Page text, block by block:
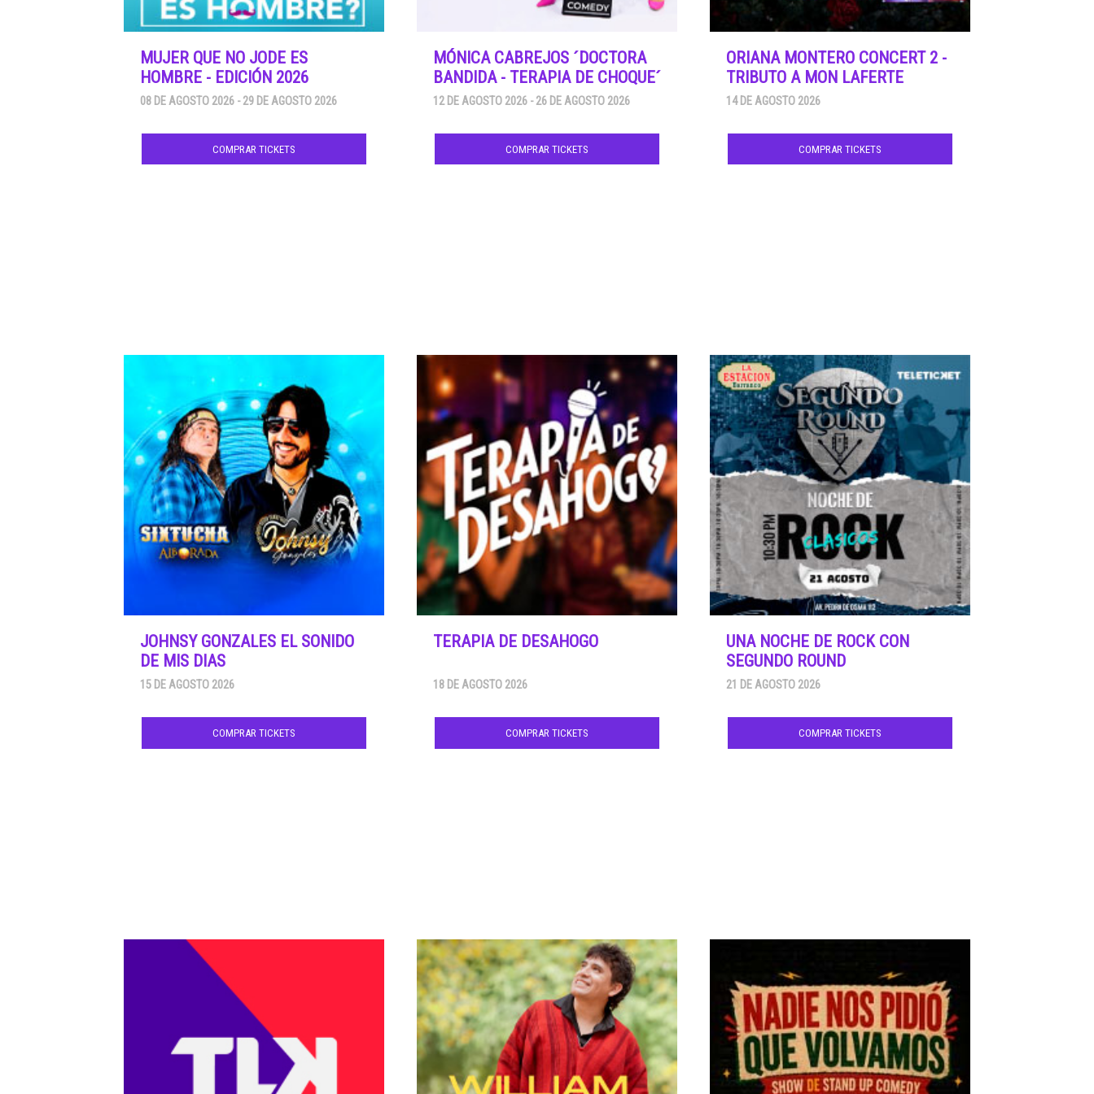
MUJER QUE NO JODE ES
HOMBRE - EDICIÓN 2026
08 DE AGOSTO 2026 - 29 DE AGOSTO 2026
COMPRAR TICKETS
MÓNICA CABREJOS ´DOCTORA
BANDIDA - TERAPIA DE CHOQUE´
12 DE AGOSTO 2026 - 26 DE AGOSTO 2026
COMPRAR TICKETS
ORIANA MONTERO CONCERT 2 -
TRIBUTO A MON LAFERTE
14 DE AGOSTO 2026
COMPRAR TICKETS
JOHNSY GONZALES EL SONIDO
DE MIS DIAS
15 DE AGOSTO 2026
COMPRAR TICKETS
TERAPIA DE DESAHOGO
18 DE AGOSTO 2026
COMPRAR TICKETS
UNA NOCHE DE ROCK CON
SEGUNDO ROUND
21 DE AGOSTO 2026
COMPRAR TICKETS